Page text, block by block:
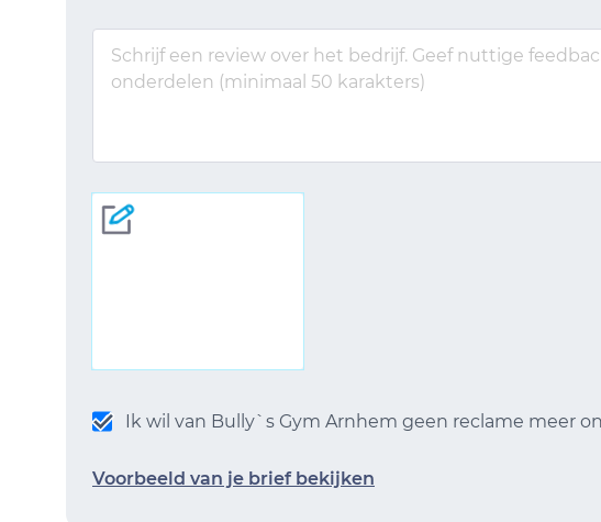
Ik wil van Bully`s Gym Arnhem geen reclame meer
Voorbeeld van je brief bekijken